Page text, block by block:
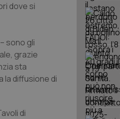
dove si
– sono gli
grazie
sta
diffusione di
di